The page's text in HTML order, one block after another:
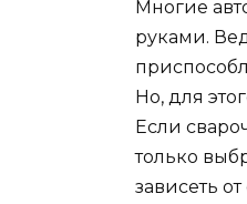
Многие
руками.
Но, для
Если
только
зависеть